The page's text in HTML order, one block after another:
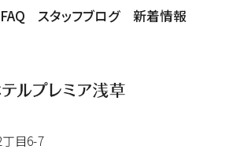
FAQ スタッフブログ 新着情報
目6-7